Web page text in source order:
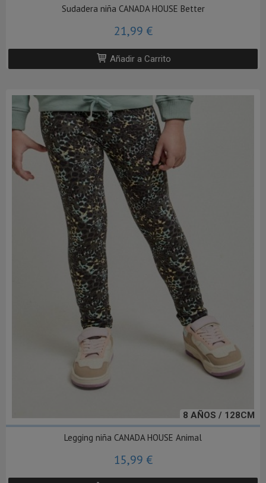
Sudadera niña CANADA HOUSE Better
21,99 €
Añadir a Carrito
8 AÑOS / 128CM
Legging niña CANADA HOUSE Animal
15,99 €